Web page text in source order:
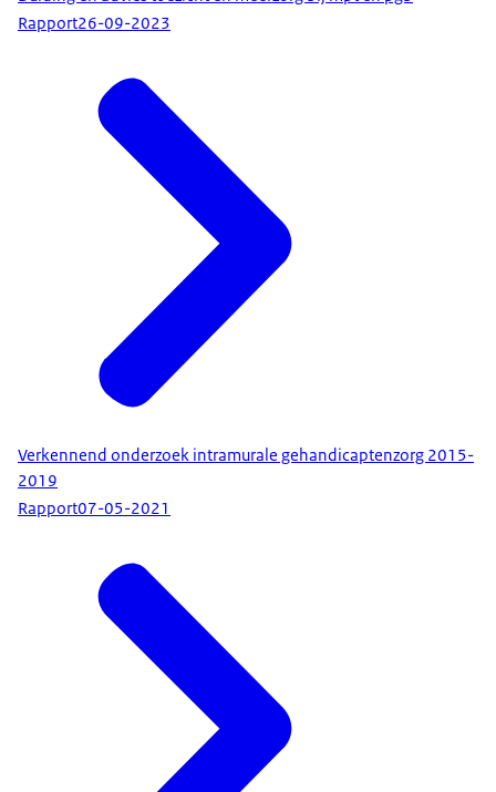
Rapport26-09-2023
Verkennend onderzoek intramurale gehandicaptenzorg 2015-
2019
Rapport07-05-2021